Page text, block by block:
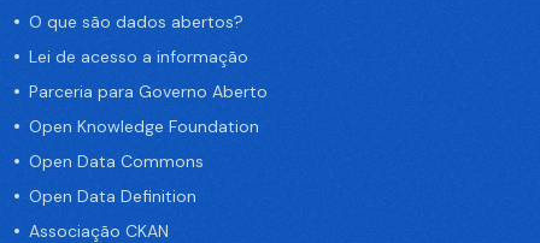
O que são dados abertos?
Lei de acesso a informação
Parceria para Governo Aberto
Open Knowledge Foundation
Open Data Commons
Open Data Definition
Associação CKAN